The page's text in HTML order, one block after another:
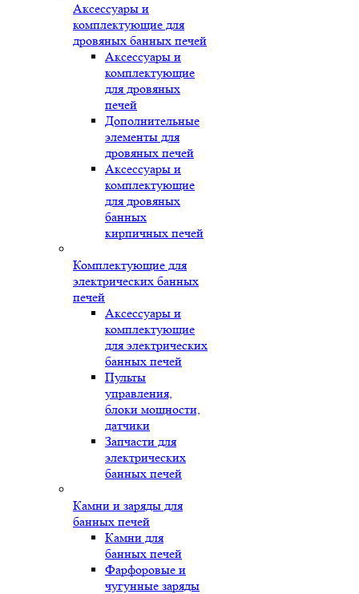
Аксессуары и
комплектующие для
дровяных банных печей
Аксессуары и
комплектующие
для дровяных
печей
Дополнительные
элементы для
дровяных печей
Аксессуары и
комплектующие
для дровяных
банных
кирпичных печей
Комплектующие для
электрических банных
печей
Аксессуары и
комплектующие
для электрических
банных печей
Пульты
управления,
блоки мощности,
датчики
Запчасти для
электрических
банных печей
Камни и заряды для
банных печей
Камни для
банных печей
Фарфоровые и
чугунные заряды